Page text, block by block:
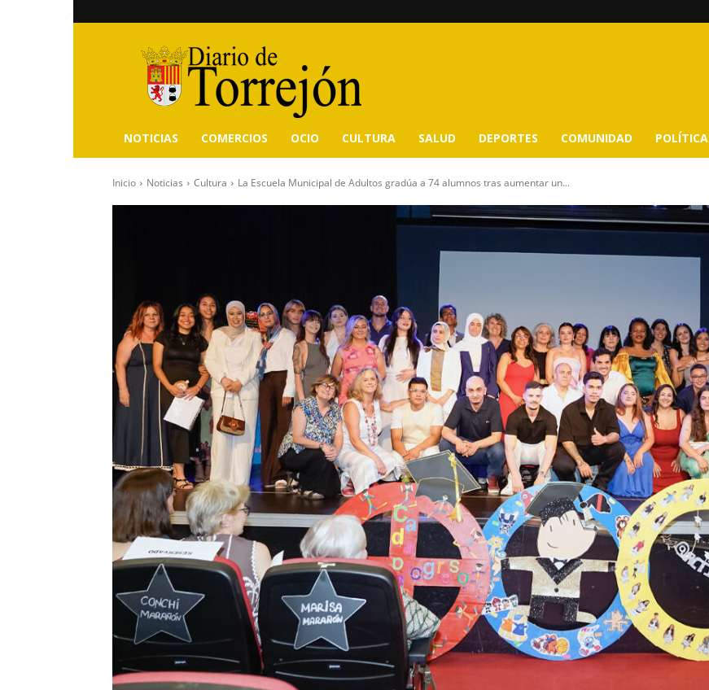
Diario
de
Torrejón
NOTICIAS COMERCIOS OCIO CULTURA SALUD DEPORTES COMUNIDAD POLÍTICA
Inicio Noticias Cultura La Escuela Municipal de Adultos gradúa a 74 alumnos tras aumentar un...